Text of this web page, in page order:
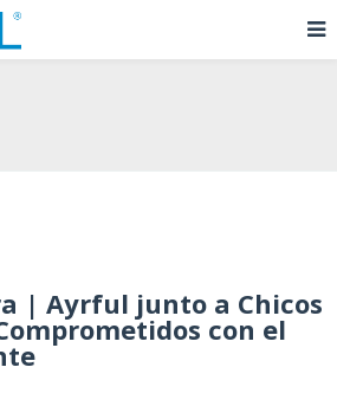
| Ayrful junto a Chicos
con el